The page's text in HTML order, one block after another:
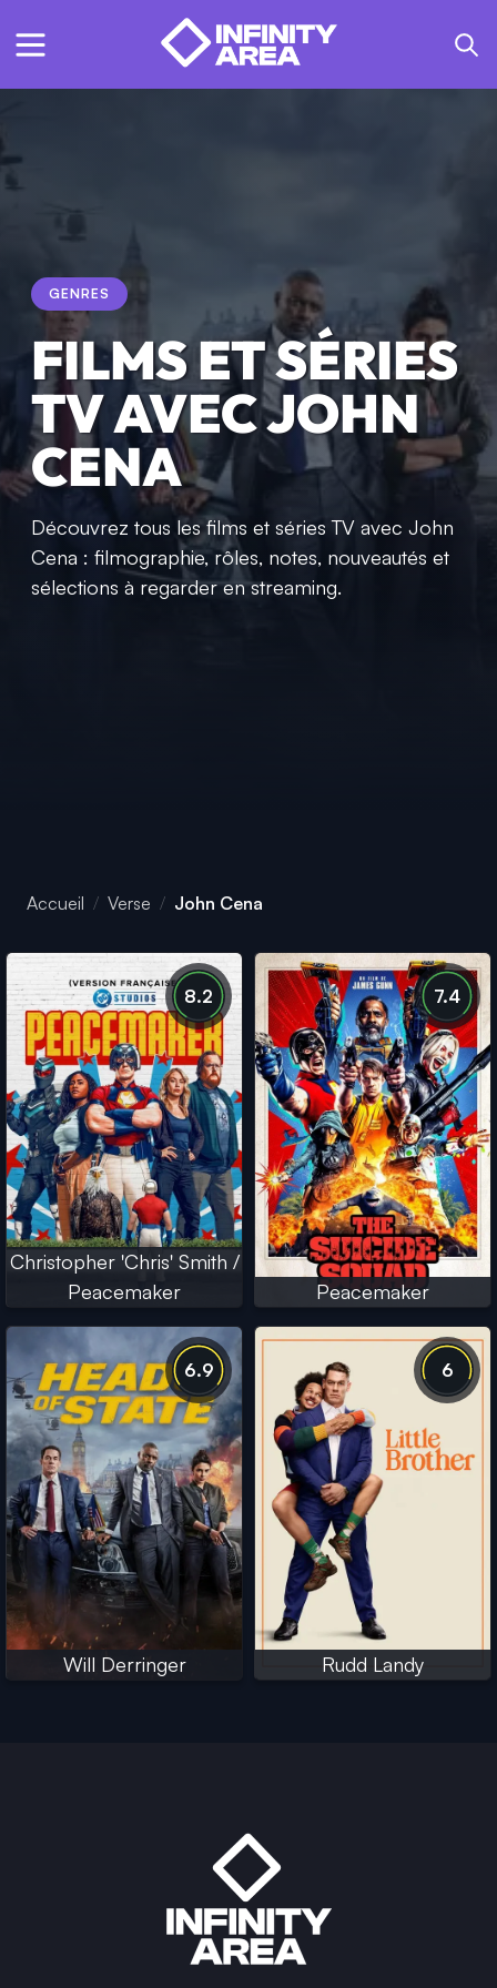
GENRES
FILMS ET SÉRIES
TV AVEC JOHN
CENA
Découvrez tous les films et séries TV avec John
Cena : filmographie, rôles, notes, nouveautés et
sélections à regarder en streaming.
Accueil Verse John Cena
8.2
Christopher 'Chris' Smith /
Peacemaker
7.4
Peacemaker
6.9
Will Derringer
6
Rudd Landy